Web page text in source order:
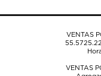
VENTAS
VENTAS